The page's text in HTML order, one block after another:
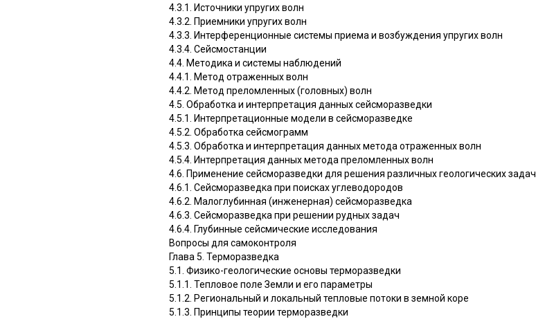
4.3.1. Источники упругих волн
4.3.2. Приемники упругих волн
4.3.3. Интерференционные системы приема и возбуждения упругих волн
4.3.4. Сейсмостанции
4.4. Методика и системы наблюдений
4.4.1. Метод отраженных волн
4.4.2. Метод преломленных (головных) волн
4.5. Обработка и интерпретация данных сейсморазведки
4.5.1. Интерпретационные модели в сейсморазведке
4.5.2. Обработка сейсмограмм
4.5.3. Обработка и интерпретация данных метода отраженных волн
4.5.4. Интерпретация данных метода преломленных волн
4.6. Применение сейсморазведки для решения различных геологических задач
4.6.1. Сейсморазведка при поисках углеводородов
4.6.2. Малоглубинная (инженерная) сейсморазведка
4.6.3. Сейсморазведка при решении рудных задач
4.6.4. Глубинные сейсмические исследования
Вопросы для самоконтроля
Глава 5. Терморазведка
5.1. Физико-геологические основы терморазведки
5.1.1. Тепловое поле Земли и его параметры
5.1.2. Региональный и локальный тепловые потоки в земной коре
5.1.3. Принципы теории терморазведки